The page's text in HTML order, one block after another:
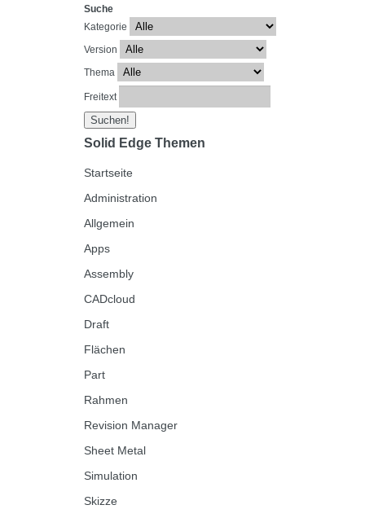
Suche
Kategorie
Version
Thema
Freitext
Solid Edge Themen
Startseite
Administration
Allgemein
Apps
Assembly
CADcloud
Draft
Flächen
Part
Rahmen
Revision Manager
Sheet Metal
Simulation
Skizze